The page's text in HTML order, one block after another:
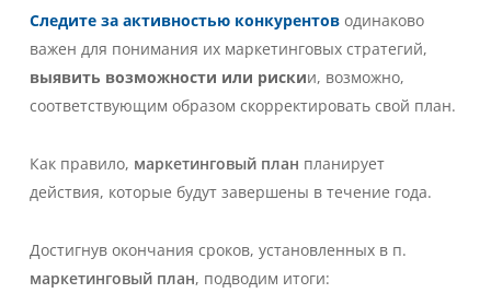
Следите за активностью конкурентоводинаково
важен для понимания их маркетинговых стратегий,
выявить возможности или рискии, возможно,
соответствующим образом скорректировать свой план.
Как правило, маркетинговый план планирует
действия, которые будут завершены в течение года.
Достигнув окончания сроков, установленных в п.
маркетинговый план, подводим итоги: